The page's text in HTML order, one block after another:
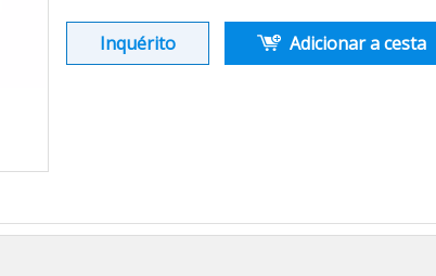
Inquérito Adicionar a cesta